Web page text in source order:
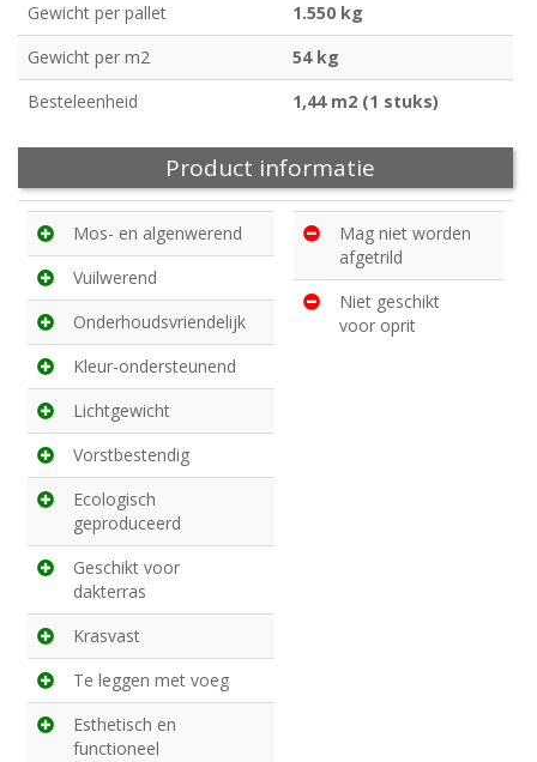
Gewicht per pallet
1.550 kg
Gewicht per m2
54 kg
Besteleenheid
1,44 m2 (1 stuks)
Product informatie
Mos- en algenwerend
Vuilwerend
Onderhoudsvriendelijk
Kleur-ondersteunend
Lichtgewicht
Vorstbestendig
Ecologisch
geproduceerd
Geschikt voor
dakterras
Krasvast
Te leggen met voeg
Esthetisch en
functioneel
Mag niet worden
afgetrild
Niet geschikt
voor oprit